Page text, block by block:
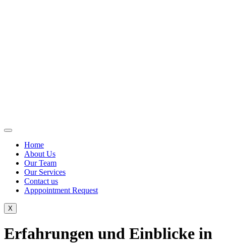
Home
About Us
Our Team
Our Services
Contact us
Apppointment Request
X
Erfahrungen und Einblicke in